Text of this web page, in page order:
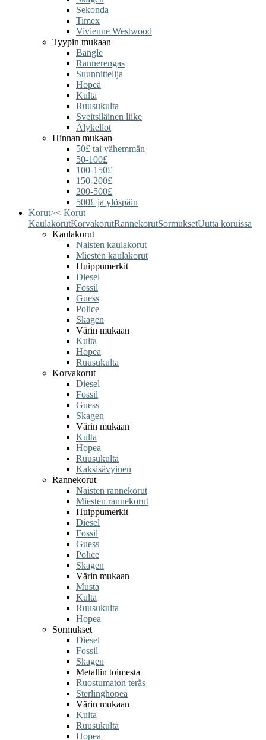
Sekonda
Timex
Vivienne Westwood
Tyypin mukaan
Bangle
Rannerengas
Suunnittelija
Hopea
Kulta
Ruusukulta
Sveitsiläinen liike
Älykellot
Hinnan mukaan
50£ tai vähemmän
50-100£
100-150£
150-200£
200-500£
500£ ja ylöspäin
Korut>< Korut
KaulakorutKorvakorutRannekorutSormuksetUutta koruissa
Kaulakorut
Naisten kaulakorut
Miesten kaulakorut
Huippumerkit
Diesel
Fossil
Guess
Police
Skagen
Värin mukaan
Kulta
Hopea
Ruusukulta
Korvakorut
Diesel
Fossil
Guess
Skagen
Värin mukaan
Kulta
Hopea
Ruusukulta
Kaksisävyinen
Rannekorut
Naisten rannekorut
Miesten rannekorut
Huippumerkit
Diesel
Fossil
Guess
Police
Skagen
Värin mukaan
Musta
Kulta
Ruusukulta
Hopea
Sormukset
Diesel
Fossil
Skagen
Metallin toimesta
Ruostumaton teräs
Sterlinghopea
Värin mukaan
Kulta
Ruusukulta
Hopea